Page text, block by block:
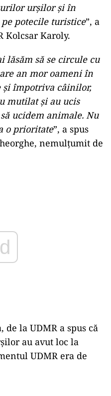
urșilor și în
potecile turistice”, a
Kolcsar Karoly.
lăsăm să se circule cu
an mor oameni în
și împotriva câinilor,
mutilat și au ucis
ucidem animale. Nu
o prioritate”, a spus
nemulțumit de
de la UDMR a spus că
au avut loc la
UDMR era de